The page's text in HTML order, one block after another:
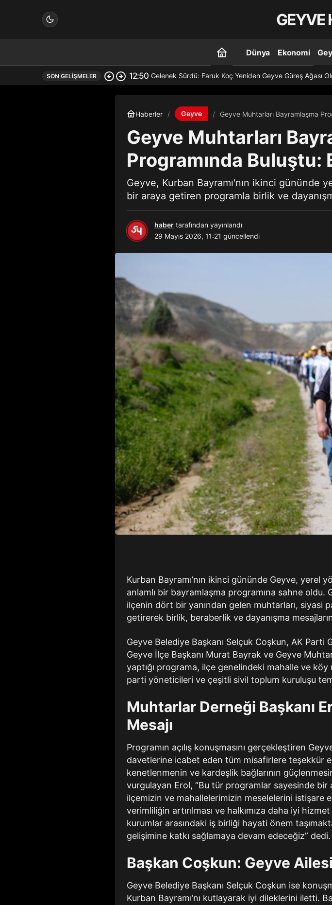
GEYVE
Dünya Ekonomi
SON GELIŞMELER 12:50 Gelenek Sürdü: Faruk Koç Yeniden Geyve Güreş Ağası
Haberler Geyve Geyve Muhtarları Bayramlaşma
Geyve Muhtarları
Programında Buluştu:
Geyve, Kurban Bayramı'nın ikinci gününde
bir araya getiren programla birlik ve
haber tarafından yayınlandı
29 Mayıs 2026, 11:21 güncellendi
Kurban Bayramı’nın ikinci gününde Geyve, yerel
anlamlı bir bayramlaşma programına sahne
ilçenin dört bir yanından gelen muhtarları, siyasi
getirerek birlik, beraberlik ve dayanışma
Geyve Belediye Başkanı Selçuk Coşkun, AK Parti
Geyve İlçe Başkanı Murat Bayrak ve Geyve
yaptığı programa, ilçe genelindeki mahalle ve
parti yöneticileri ve çeşitli sivil toplum kuruluşu
Muhtarlar Derneği Başkanı
Mesajı
Programın açılış konuşmasını gerçekleştiren
davetlerine icabet eden tüm misafirlere teşekkür
kenetlenmenin ve kardeşlik bağlarının
vurgulayan Erol, “Bu tür programlar sayesinde
ilçemizin ve mahallelerimizin meselelerini istişare
verimliliğin artırılması ve halkımıza daha iyi
kurumlar arasındaki iş birliği hayati önem
gelişimine katkı sağlamaya devam edeceğiz” dedi.
Başkan Coşkun: Geyve
Geyve Belediye Başkanı Selçuk Coşkun ise
Kurban Bayramı’nı kutlayarak iyi dileklerini iletti.